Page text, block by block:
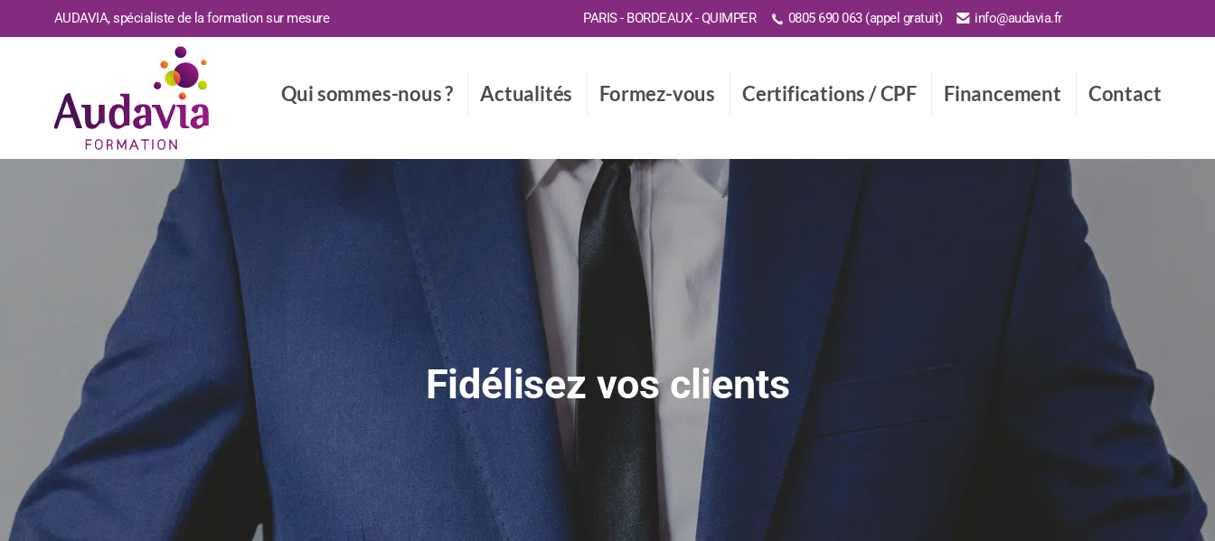
AUDAVIA, spécialiste de la formation sur mesure PARIS - BORDEAUX - QUIMPER 0805 690 063 (appel gratuit) info@audavia.fr
Qui sommes-nous ? Actualités Formez-vous Certifications / CPF Financement Contact
Fidélisez vos clients